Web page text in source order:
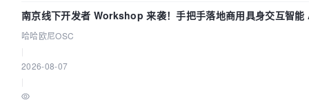
南京线下开发者 Workshop 来袭！手把手落地商用具身交互智
哈哈欧尼OSC
2026-08-07